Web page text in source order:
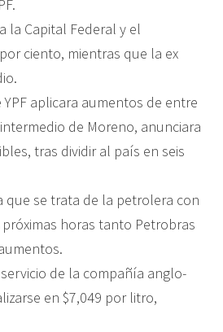
la Capital Federal y el
ciento, mientras que la ex
aplicara aumentos de entre
de Moreno, anunciara
tras dividir al país en seis
que se trata de la petrolera con
horas tanto Petrobras
de la compañía anglo-
en $7,049 por litro,